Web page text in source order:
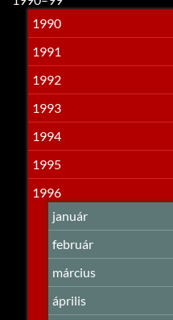
1990
1991
1992
1993
1994
1995
1996
január
február
március
április